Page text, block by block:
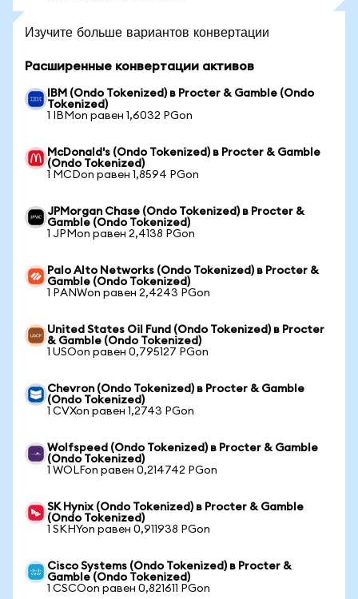
Изучите больше вариантов конвертации
Расширенные конвертации активов
IBM (Ondo Tokenized) в Procter & Gamble (Ondo
Tokenized)
1 IBMon равен 1,6032 PGon
McDonald's (Ondo Tokenized) в Procter & Gamble
(Ondo Tokenized)
1 MCDon равен 1,8594 PGon
JPMorgan Chase (Ondo Tokenized) в Procter &
Gamble (Ondo Tokenized)
1 JPMon равен 2,4138 PGon
Palo Alto Networks (Ondo Tokenized) в Procter &
Gamble (Ondo Tokenized)
1 PANWon равен 2,4243 PGon
United States Oil Fund (Ondo Tokenized) в Procter
& Gamble (Ondo Tokenized)
1 USOon равен 0,795127 PGon
Chevron (Ondo Tokenized) в Procter & Gamble
(Ondo Tokenized)
1 CVXon равен 1,2743 PGon
Wolfspeed (Ondo Tokenized) в Procter & Gamble
(Ondo Tokenized)
1 WOLFon равен 0,214742 PGon
SK Hynix (Ondo Tokenized) в Procter & Gamble
(Ondo Tokenized)
1 SKHYon равен 0,911938 PGon
Cisco Systems (Ondo Tokenized) в Procter &
Gamble (Ondo Tokenized)
1 CSCOon равен 0,821611 PGon